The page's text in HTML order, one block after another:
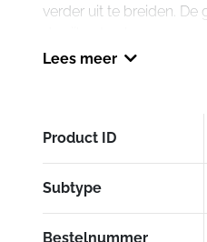
verder uit te breiden. De
rugzak compacter te
geïnstalleerd om rijders
op de fiets.De Load 22L
innovatieve Kriega
het bovenlichaam
Lees meer
Product ID
Subtype
Bestelnummer